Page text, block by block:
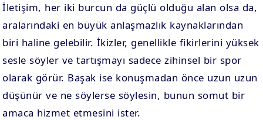
İletişim, her iki burcun da güçlü olduğu alan olsa da,
aralarındaki en büyük anlaşmazlık kaynaklarından
biri haline gelebilir. İkizler, genellikle fikirlerini yüksek
sesle söyler ve tartışmayı sadece zihinsel bir spor
olarak görür. Başak ise konuşmadan önce uzun uzun
düşünür ve ne söylerse söylesin, bunun somut bir
amaca hizmet etmesini ister.